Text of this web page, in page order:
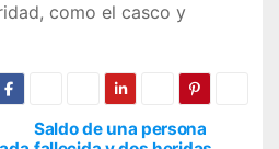
como el casco y
Saldo de una persona